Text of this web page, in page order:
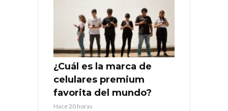
¿Cuál es la marca de
celulares premium
favorita del mundo?
Hace 20 horas